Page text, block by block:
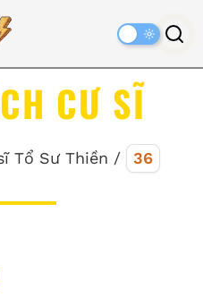
Mode
CƯ SĨ
Tổ Sư Thiền / 36